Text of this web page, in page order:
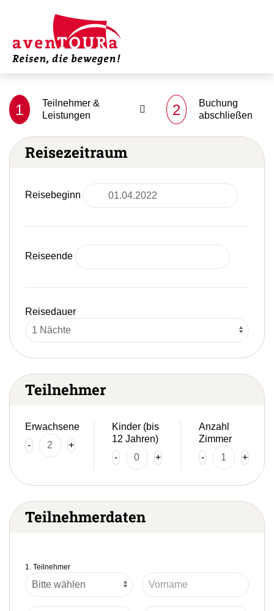
1
Teilnehmer &
Leistungen
2
Buchung
abschließen
Reisezeitraum
Reisebeginn
Reiseende
Reisedauer
Teilnehmer
Erwachsene
-
+
Kinder (bis
12 Jahren)
-
+
Anzahl
Zimmer
-
+
Teilnehmerdaten
1. Teilnehmer